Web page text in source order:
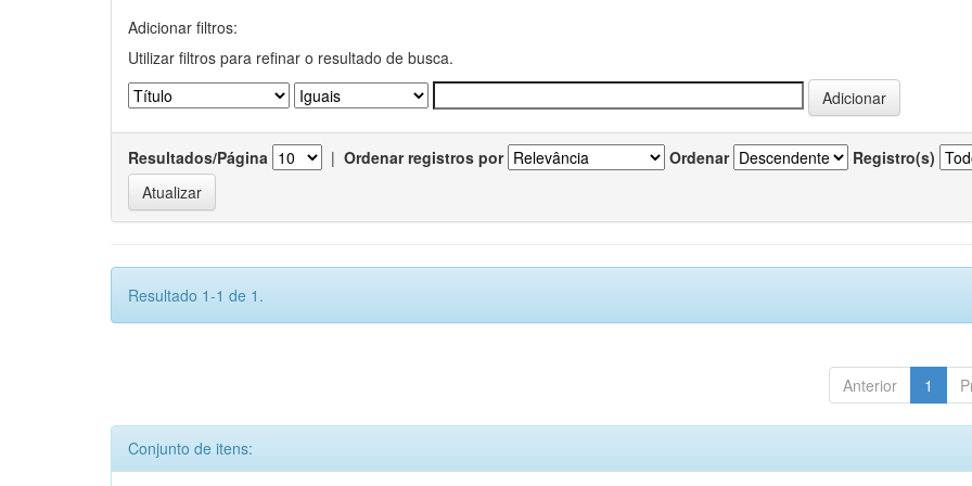
Adicionar filtros:
Utilizar filtros para refinar o resultado de busca.
Resultados/Página | Ordenar registros por Ordenar Registro(s)
Resultado 1-1 de 1.
Anterior 1
Conjunto de itens: